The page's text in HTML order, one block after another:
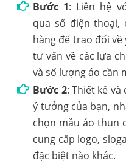
Bước 1: Liên hệ
qua số điện thoại,
hàng để trao đổi về
tư vấn về các lựa
và số lượng áo cần
Bước 2: Thiết kế
ý tưởng của bạn,
chọn mẫu áo thun
cung cấp logo,
đặc biệt nào khác.